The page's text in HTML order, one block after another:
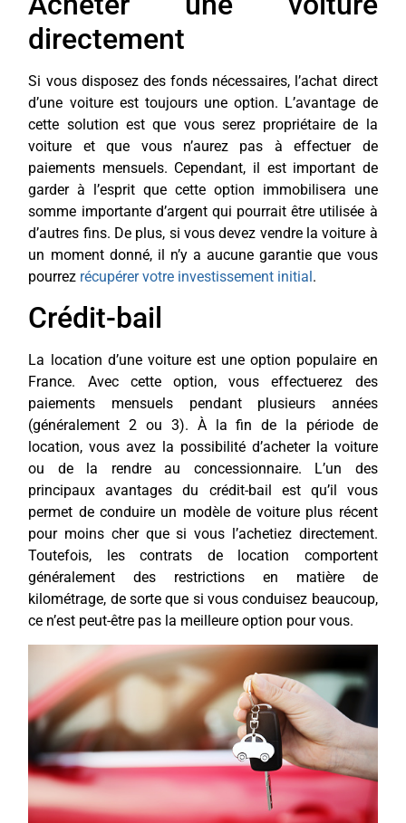
directement
Si vous disposez des fonds nécessaires, l’achat direct
d’une voiture est toujours une option. L’avantage de
cette solution est que vous serez propriétaire de la
voiture et que vous n’aurez pas à effectuer de
paiements mensuels. Cependant, il est important de
garder à l’esprit que cette option immobilisera une
somme importante d’argent qui pourrait être utilisée à
d’autres fins. De plus, si vous devez vendre la voiture à
un moment donné, il n’y a aucune garantie que vous
pourrez récupérer votre investissement initial.
Crédit-bail
La location d’une voiture est une option populaire en
France. Avec cette option, vous effectuerez des
paiements mensuels pendant plusieurs années
(généralement 2 ou 3). À la fin de la période de
location, vous avez la possibilité d’acheter la voiture
ou de la rendre au concessionnaire. L’un des
principaux avantages du crédit-bail est qu’il vous
permet de conduire un modèle de voiture plus récent
pour moins cher que si vous l’achetiez directement.
Toutefois, les contrats de location comportent
généralement des restrictions en matière de
kilométrage, de sorte que si vous conduisez beaucoup,
ce n’est peut-être pas la meilleure option pour vous.